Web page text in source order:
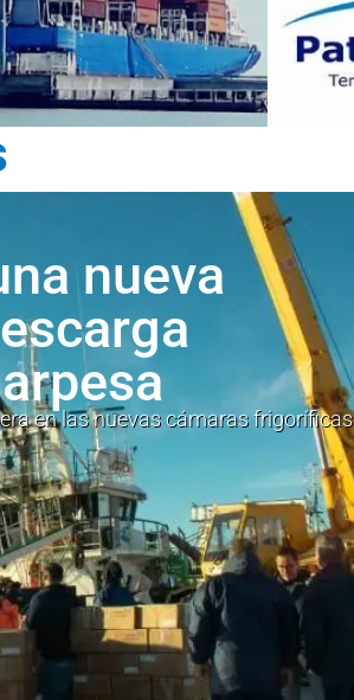
nueva
en las nuevas cámaras frigoríficas